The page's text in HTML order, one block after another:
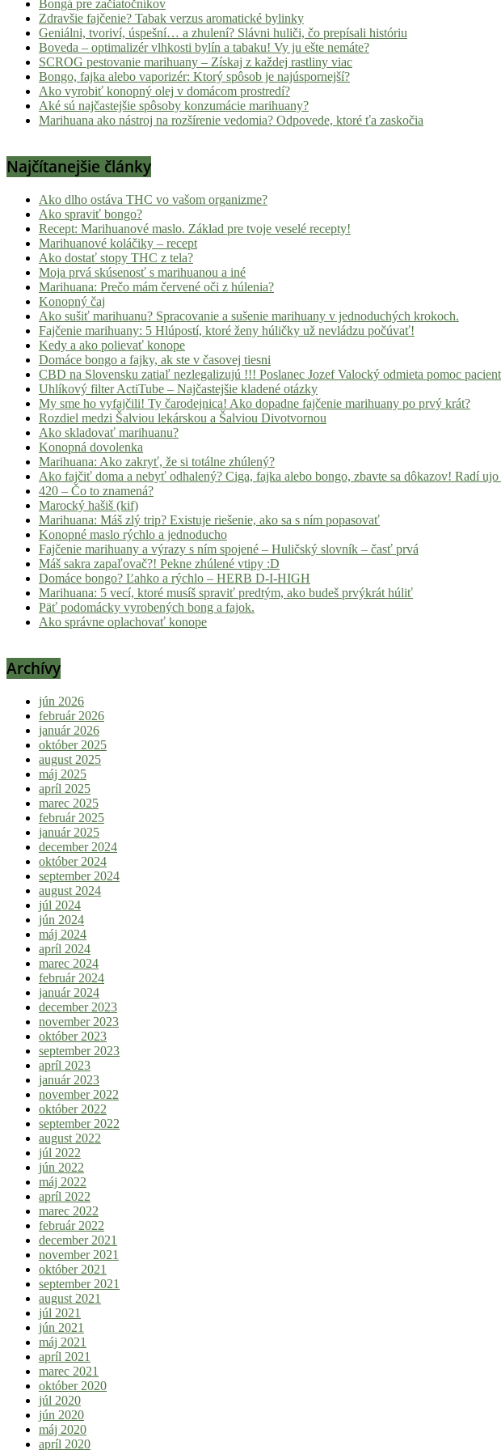
Bongá pre začiatočníkov
Zdravšie fajčenie? Tabak verzus aromatické bylinky
Geniálni, tvoriví, úspešní… a zhulení? Slávni huliči, čo prepísali históriu
Boveda – optimalizér vlhkosti bylín a tabaku! Vy ju ešte nemáte?
SCROG pestovanie marihuany – Získaj z každej rastliny viac
Bongo, fajka alebo vaporizér: Ktorý spôsob je najúspornejší?
Ako vyrobiť konopný olej v domácom prostredí?
Aké sú najčastejšie spôsoby konzumácie marihuany?
Marihuana ako nástroj na rozšírenie vedomia? Odpovede, ktoré ťa zaskočia
Najčítanejšie články
Ako dlho ostáva THC vo vašom organizme?
Ako spraviť bongo?
Recept: Marihuanové maslo. Základ pre tvoje veselé recepty!
Marihuanové koláčiky – recept
Ako dostať stopy THC z tela?
Moja prvá skúsenosť s marihuanou a iné
Marihuana: Prečo mám červené oči z húlenia?
Konopný čaj
Ako sušiť marihuanu? Spracovanie a sušenie marihuany v jednoduchých krokoch.
Fajčenie marihuany: 5 Hlúpostí, ktoré ženy húličky už nevládzu počúvať!
Kedy a ako polievať konope
Domáce bongo a fajky, ak ste v časovej tiesni
CBD na Slovensku zatiaľ nezlegalizujú !!! Poslanec Jozef Valocký odmieta pomoc
Uhlíkový filter ActiTube – Najčastejšie kladené otázky
My sme ho vyfajčili! Ty čarodejnica! Ako dopadne fajčenie marihuany po prvý krát?
Rozdiel medzi Šalviou lekárskou a Šalviou Divotvornou
Ako skladovať marihuanu?
Konopná dovolenka
Marihuana: Ako zakryť, že si totálne zhúlený?
Ako fajčiť doma a nebyť odhalený? Ciga, fajka alebo bongo, zbavte sa dôkazov! Radí ujo
420 – Čo to znamená?
Marocký hašiš (kif)
Marihuana: Máš zlý trip? Existuje riešenie, ako sa s ním popasovať
Konopné maslo rýchlo a jednoducho
Fajčenie marihuany a výrazy s ním spojené – Huličský slovník – časť prvá
Máš sakra zapaľovač?! Pekne zhúlené vtipy :D
Domáce bongo? Ľahko a rýchlo – HERB D-I-HIGH
Marihuana: 5 vecí, ktoré musíš spraviť predtým, ako budeš prvýkrát húliť
Päť podomácky vyrobených bong a fajok.
Ako správne oplachovať konope
Archívy
jún 2026
február 2026
január 2026
október 2025
august 2025
máj 2025
apríl 2025
marec 2025
február 2025
január 2025
december 2024
október 2024
september 2024
august 2024
júl 2024
jún 2024
máj 2024
apríl 2024
marec 2024
február 2024
január 2024
december 2023
november 2023
október 2023
september 2023
apríl 2023
január 2023
november 2022
október 2022
september 2022
august 2022
júl 2022
jún 2022
máj 2022
apríl 2022
marec 2022
február 2022
december 2021
november 2021
október 2021
september 2021
august 2021
júl 2021
jún 2021
máj 2021
apríl 2021
marec 2021
október 2020
júl 2020
jún 2020
máj 2020
apríl 2020